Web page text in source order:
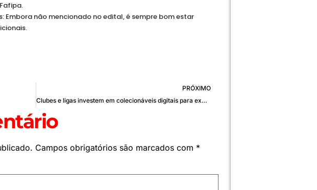
Embora não mencionado no edital, é sempre bom estar
PRÓXIMO
Clubes e ligas investem em colecionáveis digitais para expandir receitas
Campos obrigatórios são marcados com *